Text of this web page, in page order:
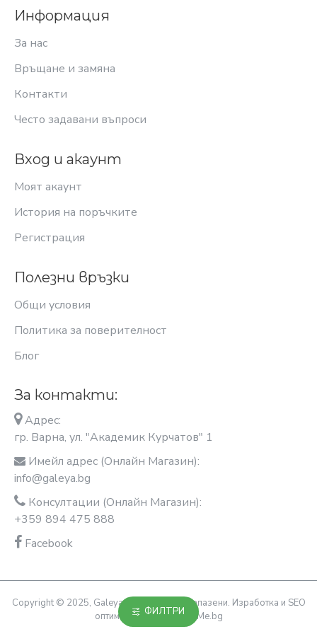
Информация
За нас
Връщане и замяна
Контакти
Често задавани въпроси
Вход и акаунт
Моят акаунт
История на поръчките
Регистрация
Полезни връзки
Общи условия
Политика за поверителност
Блог
За контакти:
Адрес:
гр. Варна, ул. "Академик Курчатов" 1
Имейл адрес (Онлайн Магазин):
info@galeya.bg
Консултации (Онлайн Магазин):
+359 894 475 888
Facebook
Copyright © 2025, Galeya, Всички права запазени. Изработка и SEO
оптимизация OptimiziraiMe.bg
ФИЛТРИ